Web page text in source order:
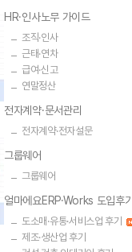
HR·인사노무 가이드
조직·인사
근태·연차
급여·신고
연말정산
전자계약·문서관리
전자계약·전자설문
그룹웨어
그룹웨어
얼마에요ERP·Works 도입후기
도소매·유통·서비스업 후기
제조·생산업 후기